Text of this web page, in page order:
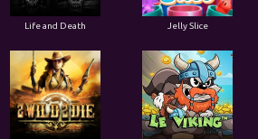
Life and Death Jelly Slice